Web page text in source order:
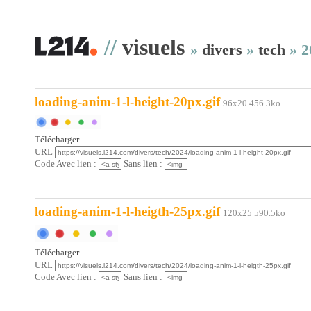
// visuels » divers » tech »
loading-anim-1-l-height-20px.gif 96x20 456.3ko
Télécharger
URL
Code Avec lien :
Sans lien :
loading-anim-1-l-heigth-25px.gif 120x25 590.5ko
Télécharger
URL
Code Avec lien :
Sans lien :